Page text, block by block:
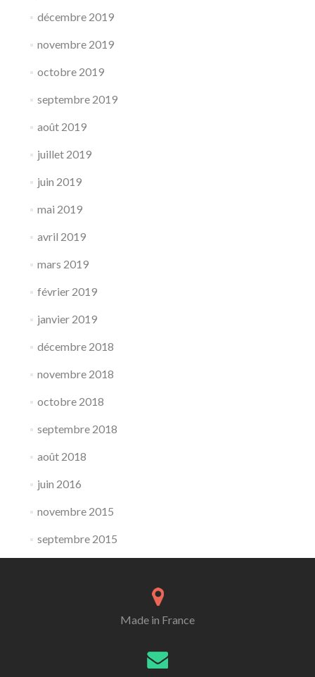
décembre 2019
novembre 2019
octobre 2019
septembre 2019
août 2019
juillet 2019
juin 2019
mai 2019
avril 2019
mars 2019
février 2019
janvier 2019
décembre 2018
novembre 2018
octobre 2018
septembre 2018
août 2018
juin 2016
novembre 2015
septembre 2015
Made in France